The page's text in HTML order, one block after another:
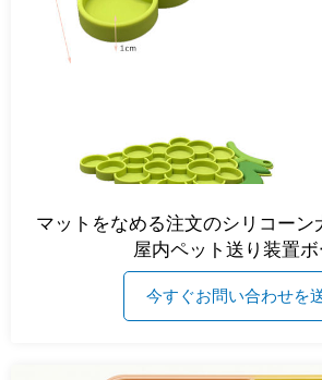
マットをなめる注文のシリコー
屋内ペット送り装置
今すぐお問い合わせを